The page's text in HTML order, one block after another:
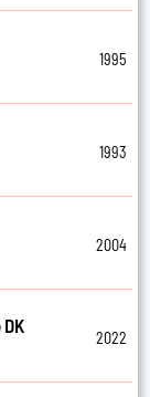
1995
1993
2004
2022